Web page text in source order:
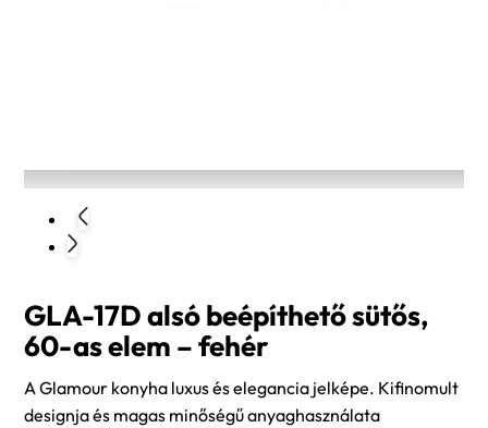
GLA-17D alsó beépíthető sütős,
60-as elem – fehér
A Glamour konyha luxus és elegancia jelképe. Kifinomult
designja és magas minőségű anyaghasználata